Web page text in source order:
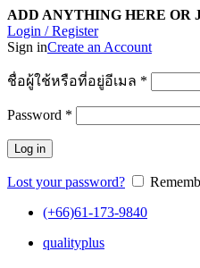
ADD ANYTHING HERE OR
Login / Register
Sign inCreate an Account
ชื่อผู้ใช้หรือที่อยู่อีเมล *
Password *
Log in
Lost your password?
(+66)61-173-9840
qualityplus